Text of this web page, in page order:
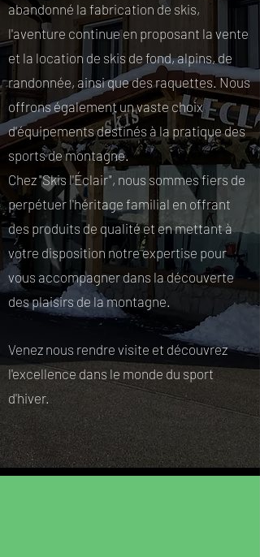
abandonné la fabrication de skis,
l'aventure continue en proposant la vente
et la location de skis de fond, alpins, de
randonnée, ainsi que des raquettes. Nous
offrons également un vaste choix
d'équipements destinés à la pratique des
sports de montagne.
Chez "Skis l'Éclair", nous sommes fiers de
perpétuer l'héritage familial en offrant
des produits de qualité et en mettant à
votre disposition notre expertise pour
vous accompagner dans la découverte
des plaisirs de la montagne.
Venez nous rendre visite et découvrez
l'excellence dans le monde du sport
d'hiver.